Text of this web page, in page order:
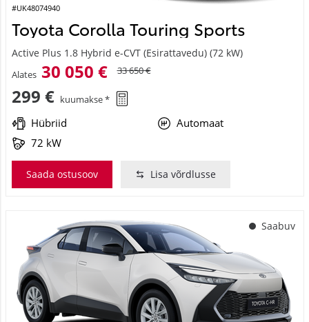
#UK48074940
Toyota Corolla Touring Sports
Active Plus 1.8 Hybrid e-CVT (Esirattavedu) (72 kW)
Alates 30 050 € 33 650 €
299 € kuumakse *
Hübriid
Automaat
72 kW
Saada ostusoov Lisa võrdlusse
Saabuv